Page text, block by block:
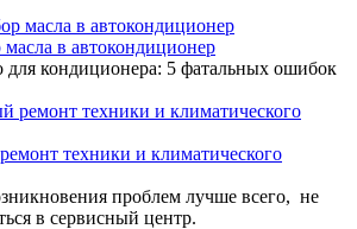
в автокондиционер
для кондиционера: 5 фатальных ошибок
техники и климатического
проблем лучше всего, не
в сервисный центр.